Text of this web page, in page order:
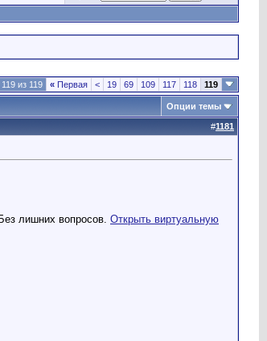
из 119 « Первая < 19 69 109 117 118 119
Опции темы
#1181
лишних вопросов. Открыть виртуальную